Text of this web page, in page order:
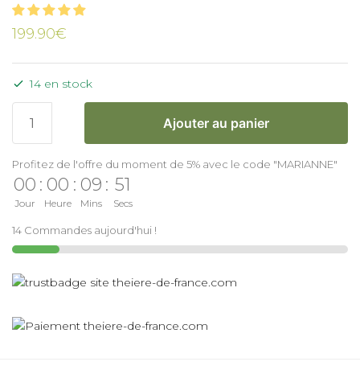
199.90€
14 en stock
Ajouter au panier
Profitez de l'offre du moment de 5% avec le code "MARIANNE"
00
Jour
: 00
Heure
: 09
Mins
: 51
Secs
14 Commandes aujourd'hui !